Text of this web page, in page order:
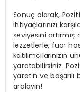
Sonuç olarak,
ihtiyaçlarınızı
seviyesini artırmış
lezzetlerle, fuar
yaratabilirsiniz.
yaratın ve başarılı
aralayın!